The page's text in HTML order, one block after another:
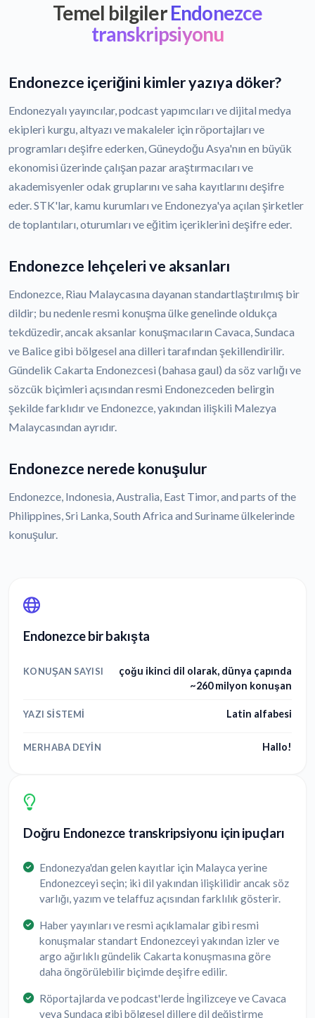
Temel bilgilerEndonezce
transkripsiyonu
Endonezce içeriğini kimler yazıya döker?
Endonezyalı yayıncılar, podcast yapımcıları ve dijital medya
ekipleri kurgu, altyazı ve makaleler için röportajları ve
programları deşifre ederken, Güneydoğu Asya'nın en büyük
ekonomisi üzerinde çalışan pazar araştırmacıları ve
akademisyenler odak gruplarını ve saha kayıtlarını deşifre
eder. STK'lar, kamu kurumları ve Endonezya'ya açılan şirketler
de toplantıları, oturumları ve eğitim içeriklerini deşifre eder.
Endonezce lehçeleri ve aksanları
Endonezce, Riau Malaycasına dayanan standartlaştırılmış bir
dildir; bu nedenle resmi konuşma ülke genelinde oldukça
tekdüzedir, ancak aksanlar konuşmacıların Cavaca, Sundaca
ve Balice gibi bölgesel ana dilleri tarafından şekillendirilir.
Gündelik Cakarta Endonezcesi (bahasa gaul) da söz varlığı ve
sözcük biçimleri açısından resmi Endonezceden belirgin
şekilde farklıdır ve Endonezce, yakından ilişkili Malezya
Malaycasından ayrıdır.
Endonezce nerede konuşulur
Endonezce, Indonesia, Australia, East Timor, and parts of the
Philippines, Sri Lanka, South Africa and Suriname ülkelerinde
konuşulur.
Endonezce bir bakışta
KONUŞAN SAYISI
çoğu ikinci dil olarak, dünya çapında
~260 milyon konuşan
YAZI SISTEMI Latin alfabesi
MERHABA DEYIN Hallo!
Doğru Endonezce transkripsiyonu için ipuçları
Endonezya'dan gelen kayıtlar için Malayca yerine
Endonezceyi seçin; iki dil yakından ilişkilidir ancak söz
varlığı, yazım ve telaffuz açısından farklılık gösterir.
Haber yayınları ve resmi açıklamalar gibi resmi
konuşmalar standart Endonezceyi yakından izler ve
argo ağırlıklı gündelik Cakarta konuşmasına göre
daha öngörülebilir biçimde deşifre edilir.
Röportajlarda ve podcast'lerde İngilizceye ve Cavaca
veya Sundaca gibi bölgesel dillere dil değiştirme